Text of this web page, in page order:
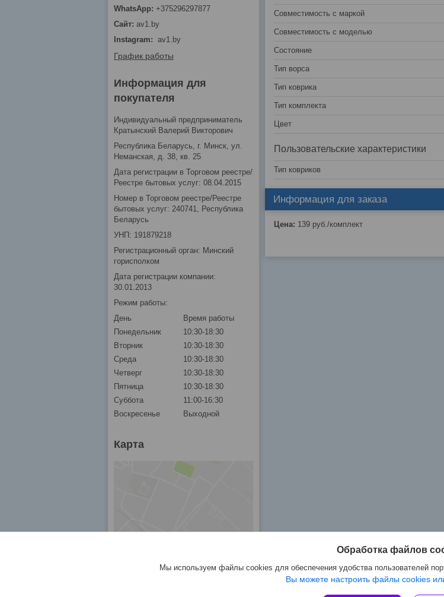
Совместимость с маркой
Совместимость с моделью
Состояние
Тип ворса
Тип коврика
Тип комплекта
Цвет
Пользовательские характеристики
Тип ковриков
Информация для заказа
Цена: 139 руб./комплект
+375296297877
av1.by
Instagram
av1.by
График работы
Информация для
покупателя
Индивидуальный предприниматель
Кратынский Валерий Викторович
Республика Беларусь, г. Минск, ул.
Неманская, д. 38, кв. 25
Дата регистрации в Торговом реестре/
Реестре бытовых услуг: 08.04.2015
Номер в Торговом реестре/Реестре
бытовых услуг: 240741, Республика
Беларусь
УНП: 191879218
Регистрационный орган: Минский
горисполком
Дата регистрации компании:
30.01.2013
Режим работы:
День
Время работы
Понедельник
10:30-18:30
Вторник
10:30-18:30
Среда
10:30-18:30
Четверг
10:30-18:30
Пятница
10:30-18:30
Суббота
11:00-16:30
Воскресенье
Выходной
Карта
Обработка файлов
Мы используем файлы cookies для обеспечения удобства пользователей
Вы можете настроить файлы cookies